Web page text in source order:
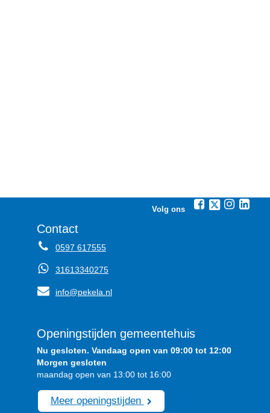
Volg ons
Contact
0597 617555
31613340275
info@pekela.nl
Openingstijden gemeentehuis
Nu gesloten. Vandaag open van 09:00 tot 12:00
Morgen gesloten
maandag open van 13:00 tot 16:00
Meer openingstijden